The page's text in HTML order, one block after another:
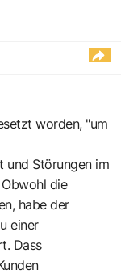
worden, "um
und Störungen im
die
habe der
einer
Dass